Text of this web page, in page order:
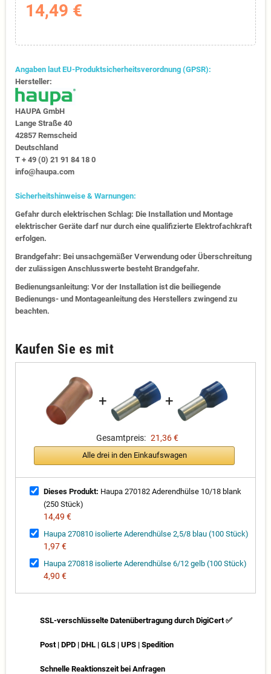
14,49 €
Angaben laut EU-Produktsicherheitsverordnung (GPSR):
Hersteller:
HAUPA GmbH
Lange Straße 40
42857 Remscheid
Deutschland
T + 49 (0) 21 91 84 18 0
info@haupa.com
Sicherheitshinweise & Warnungen:
Gefahr durch elektrischen Schlag: Die Installation und Montage
elektrischer Geräte darf nur durch eine qualifizierte Elektrofachkraft
erfolgen.
Brandgefahr: Bei unsachgemäßer Verwendung oder Überschreitung
der zulässigen Anschlusswerte besteht Brandgefahr.
Bedienungsanleitung: Vor der Installation ist die beiliegende
Bedienungs- und Montageanleitung des Herstellers zwingend zu
beachten.
Kaufen Sie es mit
+ +
Gesamtpreis: 21,36 €
Alle drei in den Einkaufswagen
Dieses Produkt: Haupa 270182 Aderendhülse 10/18 blank
(250 Stück)
14,49 €
Haupa 270810 isolierte Aderendhülse 2,5/8 blau (100 Stück)
1,97 €
Haupa 270818 isolierte Aderendhülse 6/12 gelb (100 Stück)
4,90 €
SSL-verschlüsselte Datenübertragung durch DigiCert ✅
Post | DPD | DHL | GLS | UPS | Spedition
Schnelle Reaktionszeit bei Anfragen